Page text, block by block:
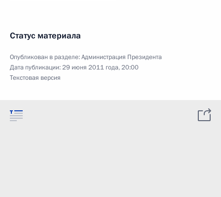
Статус материала
Опубликован в разделе:Администрация Президента
Дата публикации:29 июня 2011 года, 20:00
Текстовая версия